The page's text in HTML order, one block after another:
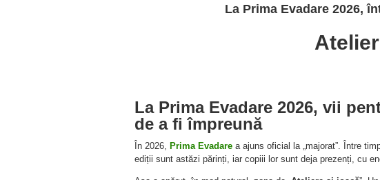
La Prima Evadare 2026,
La Prima Evadare 2026, vii
de a fi împreună
În 2026, Prima Evadarea ajuns oficial la „majorat”. Între
ediții sunt astăzi părinți, iar copiii lor sunt deja prezenți, cu